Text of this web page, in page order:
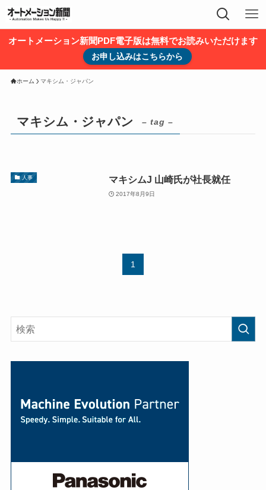
オートメーション新聞PDF電子版は無料でお読みいただけます
お申し込みはこちらから
ホーム マキシム・ジャパン
マキシム・ジャパン – tag –
人事 マキシムJ 山崎氏が社長就任
2017年8月9日
1